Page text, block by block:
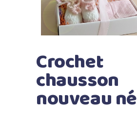
Crochet
chausson
nouveau né